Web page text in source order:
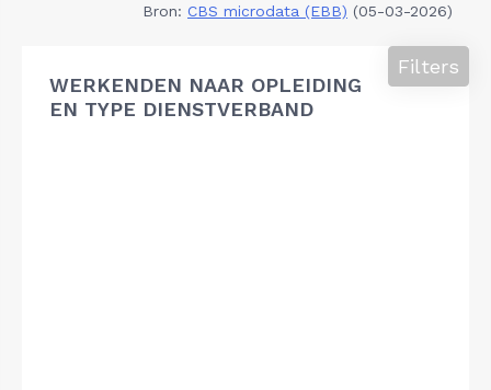
Bron: CBS microdata (EBB) (05-03-2026)
WERKENDEN NAAR OPLEIDING
EN TYPE DIENSTVERBAND
Filters